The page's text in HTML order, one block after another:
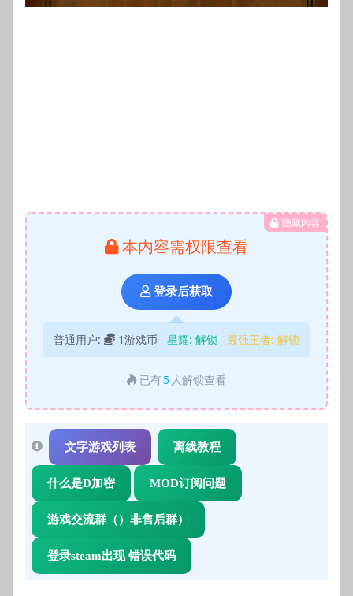
隐藏内容
本内容需权限查看
登录后获取
普通用户: 1游戏币 星耀: 解锁 最强王者: 解锁
已有 5 人解锁查看
文字游戏列表 离线教程
什么是D加密 MOD订阅问题
游戏交流群（）非售后群）
登录steam出现 错误代码